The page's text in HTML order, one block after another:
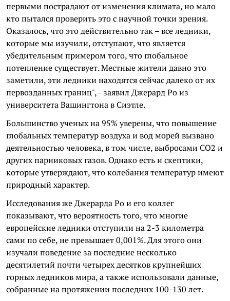
первыми пострадают от изменения климата, но мало
кто пытался проверить это с научной точки зрения.
Оказалось, что это действительно так – все ледники,
которые мы изучили, отступают, что является
убедительным примером того, что глобальное
потепление существует. Местные жители давно это
заметили, эти ледники находятся сейчас далеко от их
первозданных границ", - заявил Джерард Ро из
университета Вашингтона в Сиэтле.
Большинство ученых на 95% уверены, что повышение
глобальных температур воздуха и вод морей вызвано
деятельностью человека, в том числе, выбросами СО2 и
других парниковых газов. Однако есть и скептики,
которые утверждают, что колебания температур имеют
природный характер.
Исследования же Джерарда Ро и его коллег
показывают, что вероятность того, что многие
европейские ледники отступили на 2-3 километра
сами по себе, не превышает 0,001%. Для этого они
изучали поведение за последние несколько
десятилетий почти четырех десятков крупнейших
горных ледников мира, а также использовали данные,
собранные на протяжении последних 100-130 лет.